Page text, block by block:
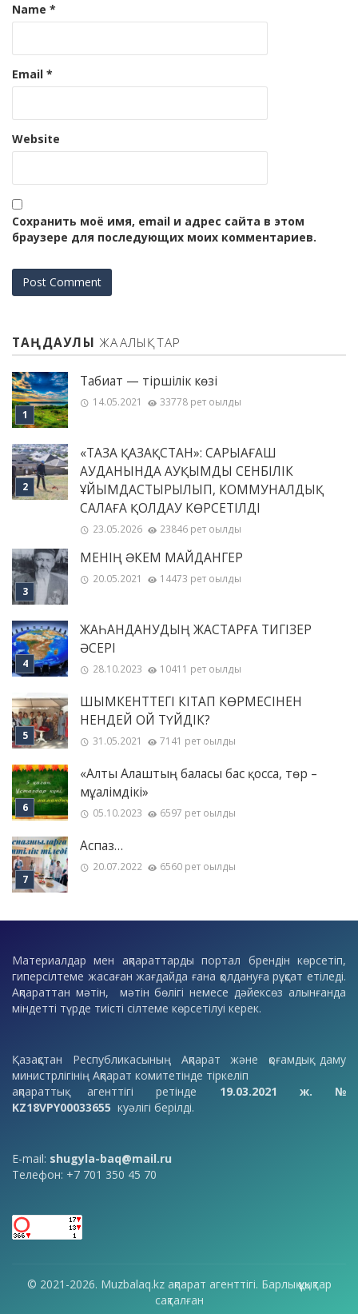
Name *
Email *
Website
Сохранить моё имя, email и адрес сайта в этом
браузере для последующих моих комментариев.
ТАҢДАУЛЫ ЖАҢАЛЫҚТАР
Табиғат — тіршілік көзі
14.05.2021 33778 рет оқылды
«ТАЗА ҚАЗАҚСТАН»: САРЫАҒАШ
АУДАНЫНДА АУҚЫМДЫ СЕНБІЛІК
ҰЙЫМДАСТЫРЫЛЫП, КОММУНАЛДЫҚ
САЛАҒА ҚОЛДАУ КӨРСЕТІЛДІ
23.05.2026 23846 рет оқылды
МЕНІҢ ƏКЕМ МАЙДАНГЕР
20.05.2021 14473 рет оқылды
ЖАҺАНДАНУДЫҢ ЖАСТАРҒА ТИГІЗЕР
ӘСЕРІ
28.10.2023 10411 рет оқылды
ШЫМКЕНТТЕГІ КІТАП КӨРМЕСІНЕН
НЕНДЕЙ ОЙ ТҮЙДІК?
31.05.2021 7141 рет оқылды
«Алты Алаштың баласы бас қосса, төр –
мұғалімдікі»
05.10.2023 6597 рет оқылды
Аспаз…
20.07.2022 6560 рет оқылды
Материалдар мен ақпараттарды портал брендін көрсетіп,
гиперсілтеме жасаған жағдайда ғана қолдануға рұқсат етіледі.
Ақпараттан мәтін, мәтін бөлігі немесе дәйексөз алынғанда
міндетті түрде тиісті сілтеме көрсетілуі керек.
Қазақстан Республикасының Ақпарат және қоғамдық даму
министрлігінің Ақпарат комитетінде тіркеліп
ақпараттық агенттігі ретінде 19.03.2021 ж. №
KZ18VPY00033655 куәлігі берілді.
E-mail: shugyla-baq@mail.ru
Телефон: +7 701 350 45 70
© 2021-2026. Muzbalaq.kz ақпарат агенттігі. Барлық құқықтар
сақталған